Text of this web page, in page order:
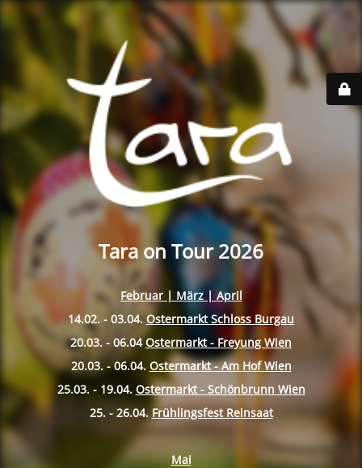
Tara on Tour 2026
Februar | März | April
14.02. - 03.04. Ostermarkt Schloss Burgau
20.03. - 06.04 Ostermarkt - Freyung Wien
20.03. - 06.04. Ostermarkt - Am Hof Wien
25.03. - 19.04. Ostermarkt - Schönbrunn Wien
25. - 26.04. Frühlingsfest Reinsaat
Mai